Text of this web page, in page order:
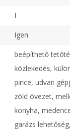
I
Igen
beépíthető
közlekedés,
pince, udvari
zöld övezet,
konyha,
garázs